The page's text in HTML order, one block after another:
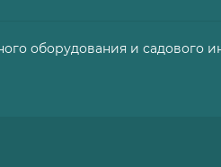
оборудования и садового